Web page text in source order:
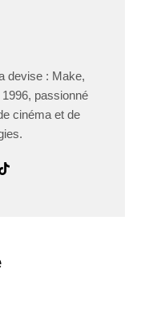
devise : Make,
passionné
cinéma et de